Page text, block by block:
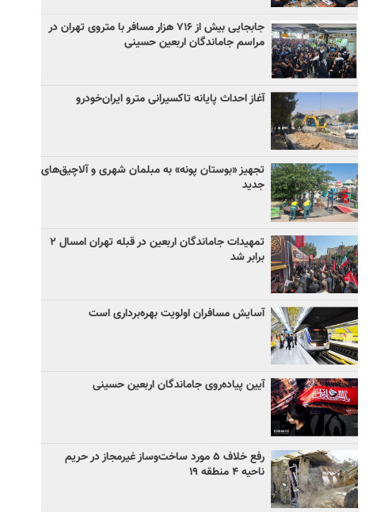
جابجایی بیش از ۷۱۶ هزار مسافر با متروی تهران در
مراسم جاماندگان اربعین حسینی
آغاز احداث پایانه تاکسیرانی مترو ایران‌خودرو
تجهیز «بوستان پونه» به مبلمان شهری و آلاچیق‌های
جدید
تمهیدات جاماندگان اربعین در قبله تهران امسال ۲
برابر شد
آسایش مسافران اولویت بهره‌برداری است
آیین پیاده‌روی جاماندگان اربعین حسینی
رفع خلاف ۵ مورد ساخت‌وساز غیرمجاز در حریم
ناحیه ۴ منطقه ۱۹